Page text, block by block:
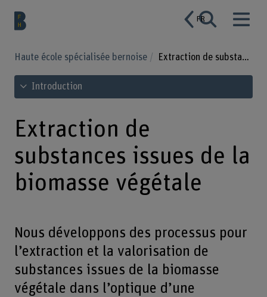
FR
Haute école spécialisée bernoise Extraction de substances issues de la biomasse végétale
Voir le sommaire
Introduction
Extraction de
substances issues de la
biomasse végétale
Nous développons des processus pour
l’extraction et la valorisation de
substances issues de la biomasse
végétale dans l’optique d’une